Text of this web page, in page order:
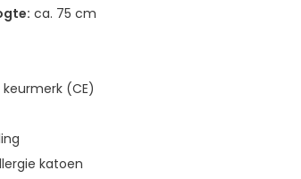
ca. 75 cm
keurmerk (CE)
katoen